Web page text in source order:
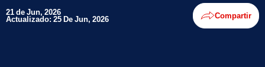
21 de Jun, 2026
Actualizado: 25 De Jun, 2026 Compartir